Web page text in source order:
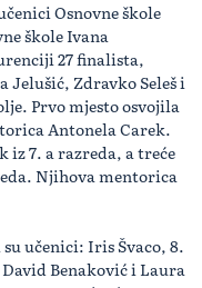
Osnovne škole
škole Ivana
27 finalista,
Jelušić, Zdravko Seleš i
Prvo mjesto osvojila
Antonela Carek.
iz 7. a razreda, a treće
Njihova mentorica
učenici: Iris Švaco, 8.
Benaković i Laura